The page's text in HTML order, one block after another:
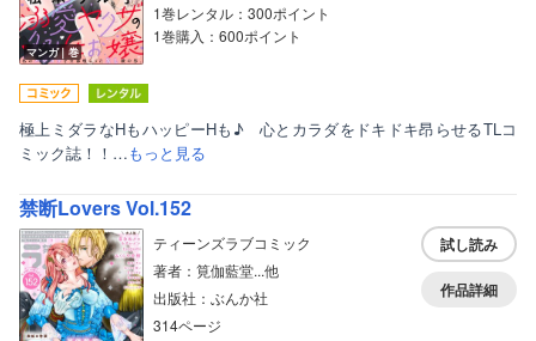
マンガ｜巻
1巻レンタル：300ポイント
1巻購入：600ポイント
極上ミダラなHもハッピーHも♪ 心とカラダをドキドキ昂らせるTLコ
ミック誌！！…もっと見る
禁断Lovers Vol.152
ティーンズラブコミック
著者：筧伽藍堂...他
出版社：ぶんか社
314ページ
試し読み
作品詳細
ボーイズラブ
ティーンズラブ
美女・美少女
女性写真集